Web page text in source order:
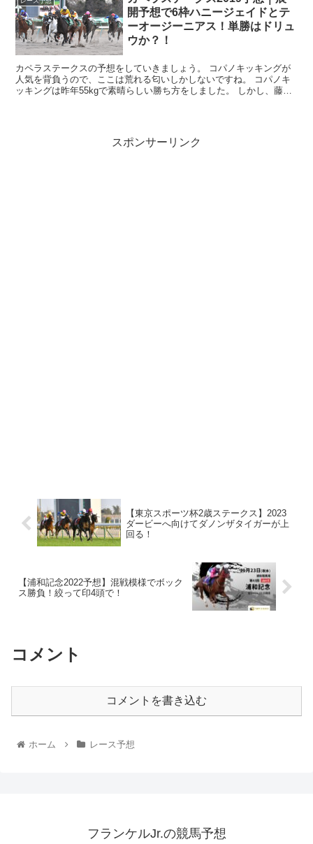
開予想で6枠ハニージェイドとテ
ーオージーニアス！単勝はドリュ
ウか？！
カペラステークスの予想をしていきましょう。 コパノキッキングが
人気を背負うので、ここは荒れる匂いしかしないですね。 コパノキ
ッキングは昨年55kgで素晴らしい勝ち方をしました。 しかし、藤田
スポンサーリンク
【東京スポーツ杯2歳ステークス】2023
ダービーへ向けてダノンザタイガーが上
回る！
【浦和記念2022予想】混戦模様でボック
ス勝負！絞って印4頭で！
コメント
コメントを書き込む
ホーム レース予想
フランケルJr.の競馬予想